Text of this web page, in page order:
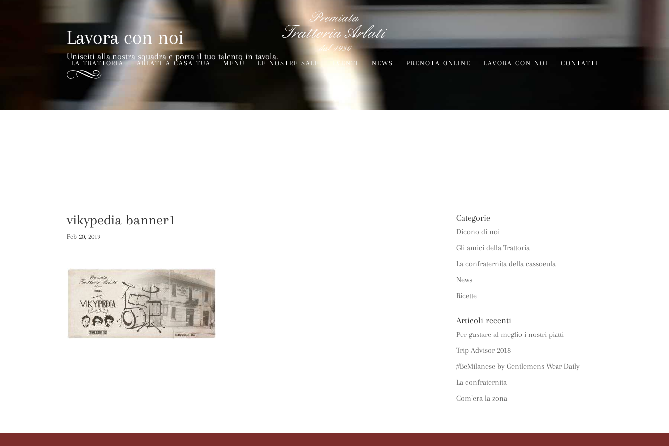
LA TRATTORIA ARLATI A CASA TUA MENÙ LE NOSTRE SALE EVENTI NEWS PRENOTA ONLINE LAVORA CON NOI CONTATTI
Lavora con noi
Unisciti alla nostra squadra e porta il tuo talento in tavola.
vikypedia banner1
Feb 20, 2019
Categorie
Dicono di noi
Gli amici della Trattoria
La confraternita della cassoeula
News
Ricette
Articoli recenti
Per gustare al meglio i nostri piatti
Trip Advisor 2018
#BeMilanese by Gentlemens Wear Daily
La confraternita
Com’era la zona